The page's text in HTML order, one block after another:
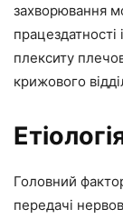
захворювання
працездатності
плекситу
крижового
Головний
передачі